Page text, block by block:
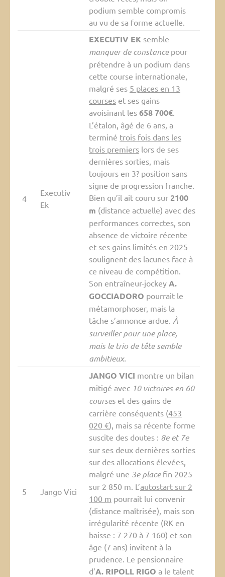
podium semble compromis
au vu de sa forme actuelle.
4
Executiv
Ek
EXECUTIV EK semble
manquer de constancepour
prétendre à un podium dans
cette course internationale,
malgré ses 5 places en 13
courseset ses gains
avoisinant les 658 700€.
L’étalon, âgé de 6 ans, a
terminé trois fois dans les
trois premierslors de ses
dernières sorties, mais
toujours en 3? position sans
signe de progression franche.
Bien qu’il ait couru sur 2100
m (distance actuelle) avec des
performances correctes, son
absence de victoire récente
et ses gains limités en 2025
soulignent des lacunes face à
ce niveau de compétition.
Son entraîneur-jockey A.
GOCCIADORO pourrait le
métamorphoser, mais la
tâche s’annonce ardue. À
surveiller pour une place,
mais le trio de tête semble
ambitieux.
5 Jango Vici
JANGO VICI montre un bilan
mitigé avec 10 victoires en 60
courseset des gains de
carrière conséquents (453
020 €), mais sa récente forme
suscite des doutes : 8e et 7e
sur ses deux dernières sorties
sur des allocations élevées,
malgré une 3e placefin 2025
sur 2 850 m. L’autostart sur 2
100 m pourrait lui convenir
(distance maîtrisée), mais son
irrégularité récente (RK en
baisse : 7 270 à 7 160) et son
âge (7 ans) invitent à la
prudence. Le pensionnaire
d’A. RIPOLL RIGO a le talent